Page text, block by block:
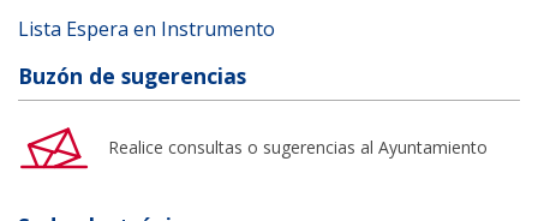
Lista Espera en Instrumento
Buzón de sugerencias
Realice consultas o sugerencias al Ayuntamiento